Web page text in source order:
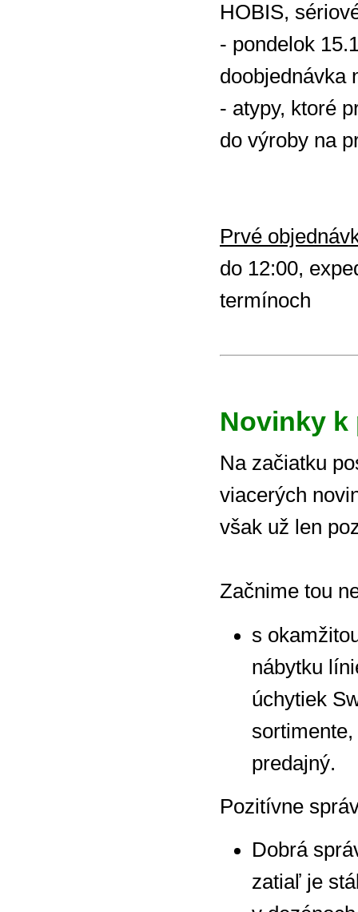
HOBIS,
- pondelok
doobjednávka
- atypy, ktoré
do výroby na
Prvé
do 12:00,
termínoch
Novinky k
Na začiatku
viacerých
však už len
Začnime tou
s
nábytku
úchytiek
predajný.
Pozitívne
Dobrá
zatiaľ je